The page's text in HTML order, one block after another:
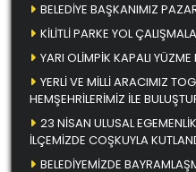
BELEDİYE BAŞKANIMIZ
KİLİTLİ PARKE YOL
YARI OLİMPİK KAPALI
YERLİ VE MİLLİ ARACIMIZ
HEMŞEHRİLERİMİZ İLE
23 NİSAN ULUSAL
İLÇEMİZDE COŞKUYLA
BELEDİYEMİZDE